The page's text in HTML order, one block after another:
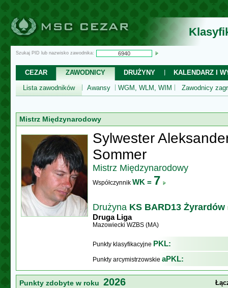
Szukaj PID lub nazwisko zawodnika:
CEZAR ZAWODNICY DRUŻYNY
KALENDARZ I
Lista zawodników
Awansy WGM, WLM, WIM Zawodnicy
Mistrz Międzynarodowy
Sylwester
Sommer
Mistrz Międzynarodowy
Współczynnik WK = 7
Drużyna KS BARD13 Żyrardów
Druga Liga
Mazowiecki WZBS (MA)
Punkty klasyfikacyjne PKL:
Punkty arcymistrzowskie aPKL:
Punkty zdobyte w roku 2026